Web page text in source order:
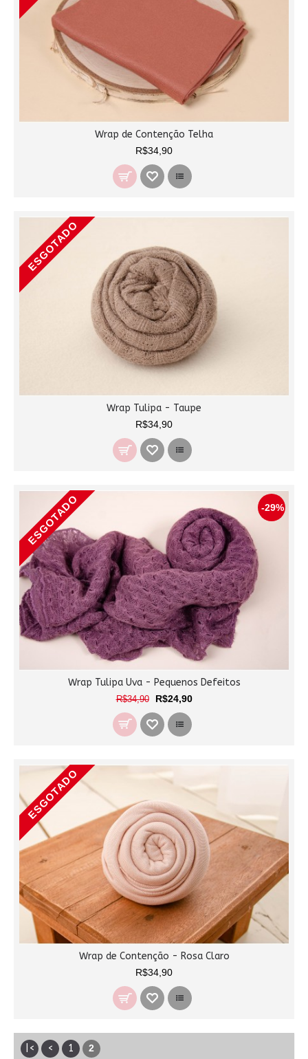
Wrap de Contenção Telha
R$34,90
ESGOTADO
Wrap Tulipa - Taupe
R$34,90
-29%
ESGOTADO
Wrap Tulipa Uva - Pequenos Defeitos
R$34,90 R$24,90
ESGOTADO
Wrap de Contenção - Rosa Claro
R$34,90
|< < 1 2